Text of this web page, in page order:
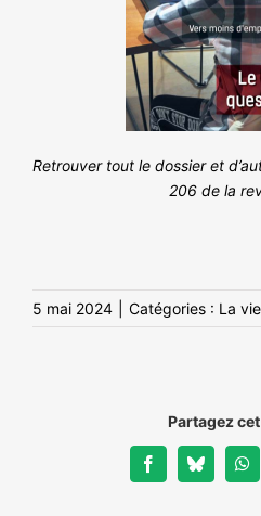
Retrouver tout le dossier et
206 de la
5 mai 2024 Catégories : La
Partagez
FacebookBluesky